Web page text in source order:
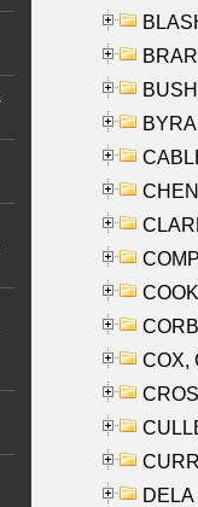
COX,